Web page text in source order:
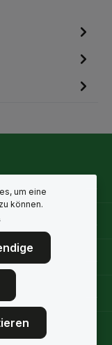
um eine
können.